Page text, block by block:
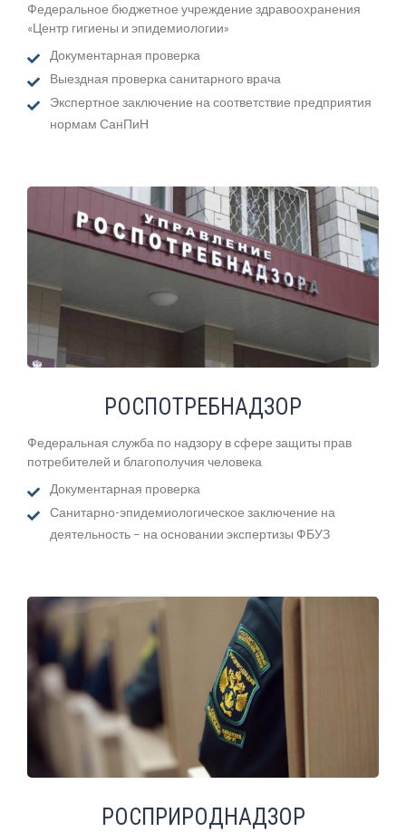
Федеральное бюджетное учреждение здравоохранения
«Центр гигиены и эпидемиологии»
Документарная проверка
Выездная проверка санитарного врача
Экспертное заключение на соответствие предприятия
нормам СанПиН
РОСПОТРЕБНАДЗОР
Федеральная служба по надзору в сфере защиты прав
потребителей и благополучия человека
Документарная проверка
Санитарно-эпидемиологическое заключение на
деятельность – на основании экспертизы ФБУЗ
РОСПРИРОДНАДЗОР